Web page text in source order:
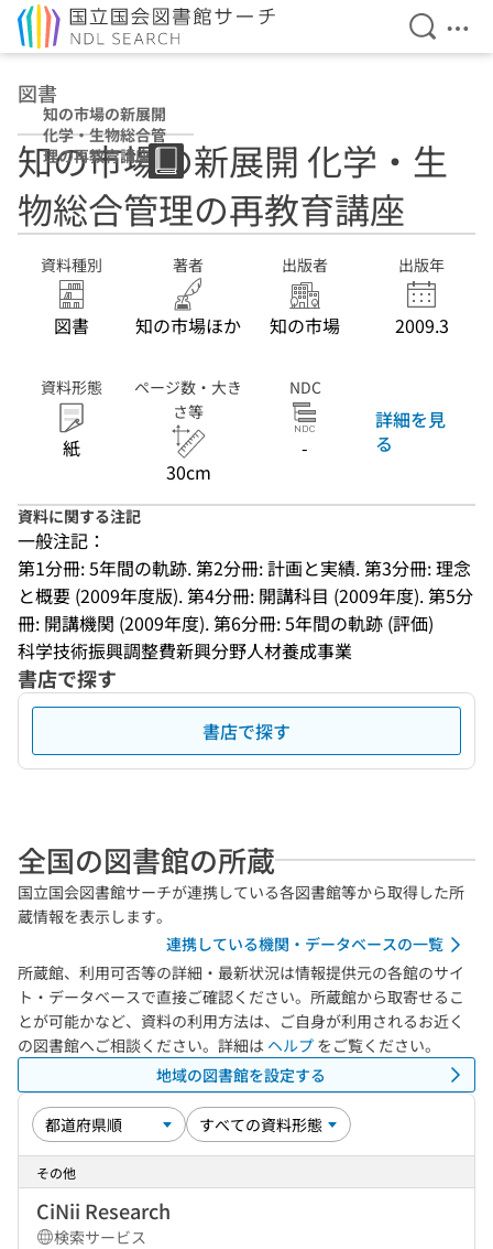
検索を
メ
図書
知の市場の新展開
化学・生物総合管
理の再教育講座
知の市場の新展開 化学・生
物総合管理の再教育講座
資料種別
図書
著者
知の市場ほか
出版者
知の市場
出版年
2009.3
資料形態
紙
ページ数・大き
さ等
30cm
NDC
-
詳細を見
る
資料に関する注記
一般注記：
第1分冊: 5年間の軌跡. 第2分冊: 計画と実績. 第3分冊: 理念
と概要 (2009年度版). 第4分冊: 開講科目 (2009年度). 第5分
冊: 開講機関 (2009年度). 第6分冊: 5年間の軌跡 (評価)
科学技術振興調整費新興分野人材養成事業
書店で探す
書店で探す
全国の図書館の所蔵
国立国会図書館サーチが連携している各図書館等から取得した所
蔵情報を表示します。
連携している機関・データベースの一覧
所蔵館、利用可否等の詳細・最新状況は情報提供元の各館のサイ
ト・データベースで直接ご確認ください。所蔵館から取寄せるこ
とが可能かなど、資料の利用方法は、ご自身が利用されるお近く
の図書館へご相談ください。詳細は ヘルプ をご覧ください。
地域の図書館を設定する
その他
CiNii Research
検索サービス